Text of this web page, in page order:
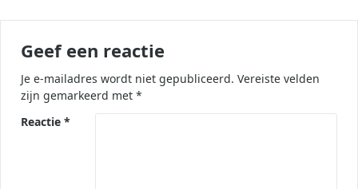
Geef een reactie
Je e-mailadres wordt niet gepubliceerd. Vereiste velden
zijn gemarkeerd met *
Reactie *